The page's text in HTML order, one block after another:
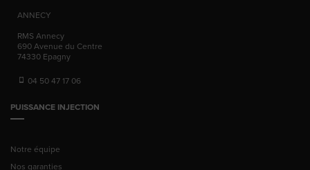
ANNECY
RMS Annecy
690 Avenue du Centre
74330 Epagny
04 50 47 17 06
PUISSANCE INJECTION
Notre équipe
Nos garanties